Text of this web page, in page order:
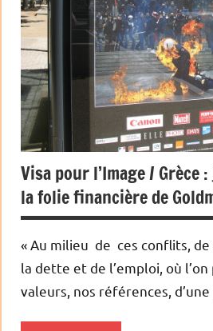
premières
Métaux
précieux
Monétaire
Visa pour l’Image / Grèce
la folie financière de
« Au milieu de ces conflits, de
la dette et de l’emploi, où
valeurs, nos références,